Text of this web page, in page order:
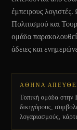
έμπειρους
Πολιτισμού και
ομάδα παρακολουθεί
άδειες και
ΑΘΗΝΑ
Τοπική ομάδα στην
δικηγόρους,
λογαριασμούς,